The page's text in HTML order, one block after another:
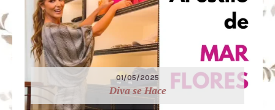
01/05/2025
Diva se Hace